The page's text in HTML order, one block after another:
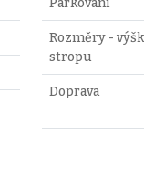
Parkování
Rozměry -
stropu
Doprava